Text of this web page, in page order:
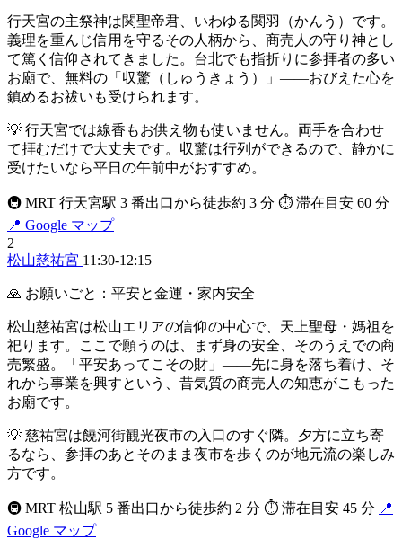
行天宮の主祭神は関聖帝君、いわゆる関羽（かんう）です。
義理を重んじ信用を守るその人柄から、商売人の守り神とし
て篤く信仰されてきました。台北でも指折りに参拝者の多い
お廟で、無料の「収驚（しゅうきょう）」——おびえた心を
鎮めるお祓いも受けられます。
💡 行天宮では線香もお供え物も使いません。両手を合わせ
て拝むだけで大丈夫です。収驚は行列ができるので、静かに
受けたいなら平日の午前中がおすすめ。
🚇 MRT 行天宮駅 3 番出口から徒歩約 3 分 ⏱ 滞在目安 60 分
📍 Google マップ
2
松山慈祐宮 11:30-12:15
🙏 お願いごと：平安と金運・家内安全
松山慈祐宮は松山エリアの信仰の中心で、天上聖母・媽祖を
祀ります。ここで願うのは、まず身の安全、そのうえでの商
売繁盛。「平安あってこその財」——先に身を落ち着け、そ
れから事業を興すという、昔気質の商売人の知恵がこもった
お廟です。
💡 慈祐宮は饒河街観光夜市の入口のすぐ隣。夕方に立ち寄
るなら、参拝のあとそのまま夜市を歩くのが地元流の楽しみ
方です。
🚇 MRT 松山駅 5 番出口から徒歩約 2 分 ⏱ 滞在目安 45 分 📍
Google マップ